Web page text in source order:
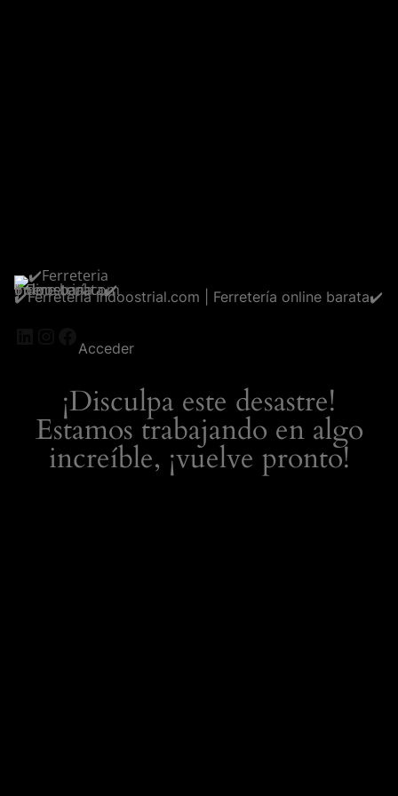
✔️Ferreteria Indoostrial.com | Ferretería online barata✔️
LinkedIn
Instagram
Facebook
Acceder
¡Disculpa este desastre!
Estamos trabajando en algo
increíble, ¡vuelve pronto!